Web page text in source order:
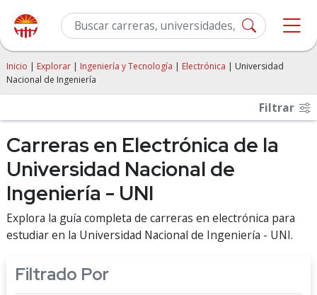
Inicio | Explorar | Ingeniería y Tecnología | Electrónica | Universidad
Nacional de Ingeniería
Filtrar
Carreras en Electrónica de la
Universidad Nacional de
Ingeniería - UNI
Explora la guía completa de carreras en electrónica para
estudiar en la Universidad Nacional de Ingeniería - UNI.
Filtrado Por